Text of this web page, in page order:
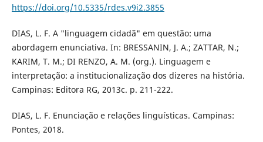
https://doi.org/10.5335/rdes.v9i2.3855
DIAS, L. F. A "linguagem cidadã" em questão: uma
abordagem enunciativa. In: BRESSANIN, J. A.; ZATTAR, N.;
KARIM, T. M.; DI RENZO, A. M. (org.). Linguagem e
interpretação: a institucionalização dos dizeres na história.
Campinas: Editora RG, 2013c. p. 211-222.
DIAS, L. F. Enunciação e relações linguísticas. Campinas:
Pontes, 2018.